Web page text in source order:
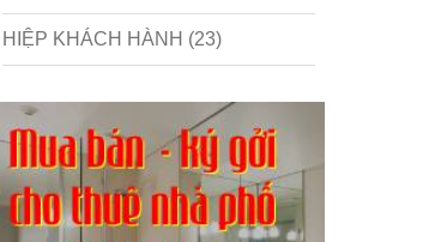
HIỆP KHÁCH HÀNH (23)
Kinh tế(1)
Kỹ năng(18)